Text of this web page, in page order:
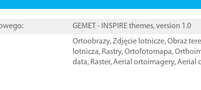
GEMET - INSPIRE themes, version 1.0
Ortoobrazy,Zdjęcie lotnicze,Obraz
lotnicza, Rastry,Ortofotomapa,
data, Raster,Aerial ortoimagery,Aerial